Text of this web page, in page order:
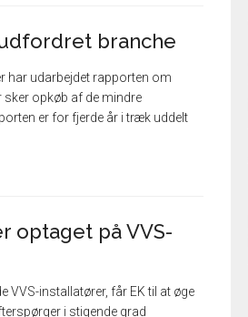
branche
har udarbejdet rapporten om
sker opkøb af de mindre
er for fjerde år i træk uddelt
optaget på VVS-
VVS-installatører, får EK til at øge
i stigende grad